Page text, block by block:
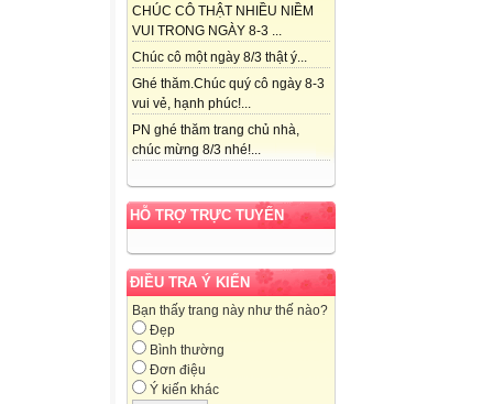
CHÚC CÔ THẬT NHIỀU NIỀM
VUI TRONG NGÀY 8-3 ...
Chúc cô một ngày 8/3 thật ý...
Ghé thăm.Chúc quý cô ngày 8-3
vui vẻ, hạnh phúc!...
PN ghé thăm trang chủ nhà,
chúc mừng 8/3 nhé!...
HỖ TRỢ TRỰC TUYẾN
ĐIỀU TRA Ý KIẾN
Bạn thấy trang này như thế nào?
Đẹp
Bình thường
Đơn điệu
Ý kiến khác